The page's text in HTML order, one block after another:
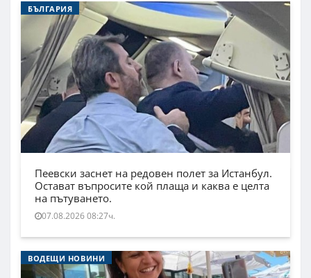
БЪЛГАРИЯ
Пеевски заснет на редовен полет за Истанбул.
Остават въпросите кой плаща и каква е целта
на пътуването.
07.08.2026 08:27ч.
ВОДЕЩИ НОВИНИ